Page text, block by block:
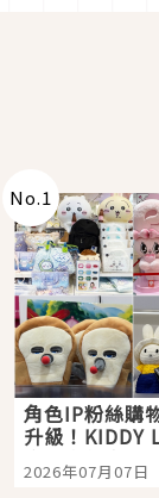
No.1
角色IP粉絲購
升級！KIDDY
宿店吉伊卡哇
開幕
2026年07月07日